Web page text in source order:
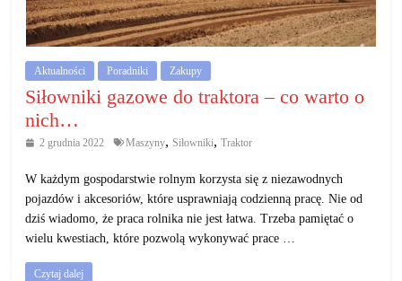
gospodarczą.
Porady
biznesowe
Aktualności Poradniki Zakupy
Siłowniki gazowe do traktora – co warto o
nich…
2 grudnia 2022 Maszyny, Siłowniki, Traktor
W każdym gospodarstwie rolnym korzysta się z niezawodnych
pojazdów i akcesoriów, które usprawniają codzienną pracę. Nie od
dziś wiadomo, że praca rolnika nie jest łatwa. Trzeba pamiętać o
wielu kwestiach, które pozwolą wykonywać prace …
Czytaj dalej